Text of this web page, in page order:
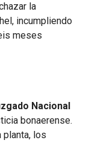
la
incumpliendo
meses
Nacional
bonaerense.
planta, los